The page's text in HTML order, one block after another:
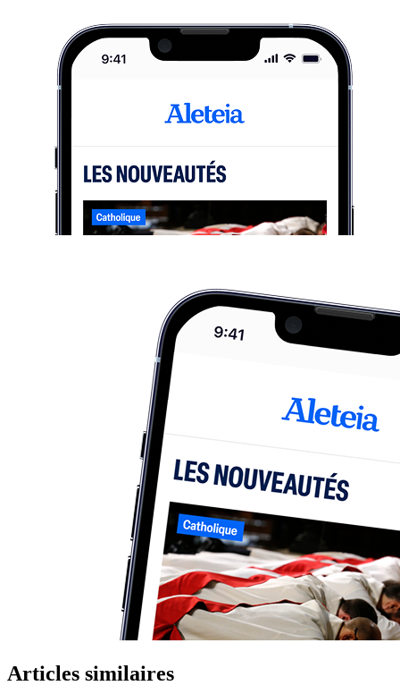
Articles similaires